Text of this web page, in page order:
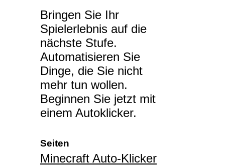
Bringen Sie Ihr
Spielerlebnis auf die
nächste Stufe.
Automatisieren Sie
Dinge, die Sie nicht
mehr tun wollen.
Beginnen Sie jetzt mit
einem Autoklicker.
Seiten
Minecraft Auto-Klicker